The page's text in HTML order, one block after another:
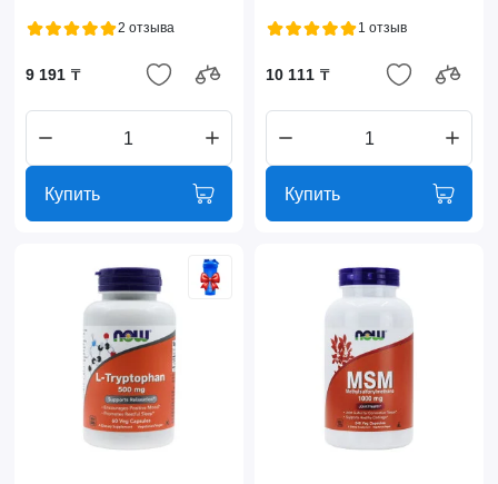
2 отзыва
9 191 ₸
Купить
1 отзыв
10 111 ₸
Купить